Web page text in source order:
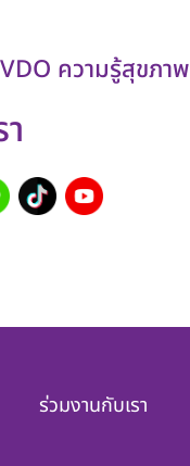
VDO ความรู้สุขภาพ
ร่วมงานกับเรา